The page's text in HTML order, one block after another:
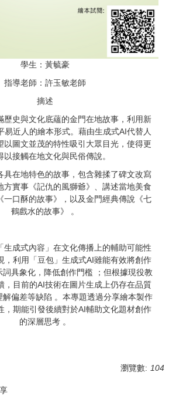
學生：黃毓豪
指導老師：許玉敏老師
摘述
史與文化底蘊的金門在地故事， 利用新
近人的繪本形式。 藉由生成式AI代替人
以圖文並茂的特性吸引大眾目光， 使得更
以接觸在地文化與民俗傳說。
在地特色的故事， 包含雜揉了碑文改寫
實事《記仇的風獅爺》、 講述當地美食
口酥的故事》， 以及金門經典傳說《七
鶴戲水的故事》 。
生成式內容」在文化傳播上的輔助可能性
，利用「豆包」 生成式AI雖能有效將創作
具象化， 降低創作門檻 ；但根據現役教
， 目前的AI技術在圖片生成上仍存在品質
解偏差等缺陷 。本專題透過分享繪本製作
， 期能引發後續對於AI輔助文化題材創作
的深層思考 。
瀏覽數: 104